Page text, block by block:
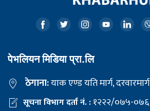
पेभलियन मिडिया प्रा.लि
ठेगाना:याक एण्ड यति मार्ग, दरवारमार्ग
सूचना विभाग दर्ता नं. :१२२२/०७५-०७६